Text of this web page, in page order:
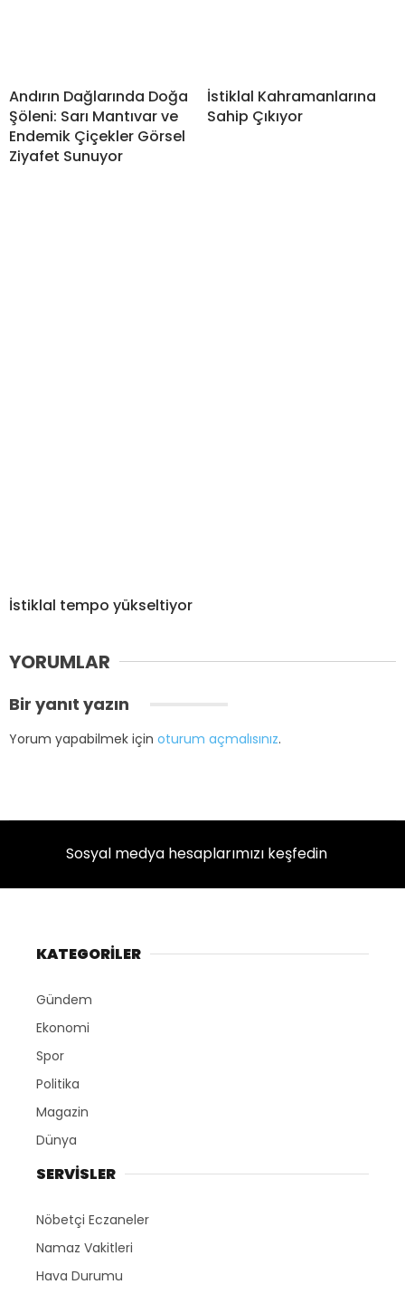
Andırın Dağlarında Doğa
Şöleni: Sarı Mantıvar ve
Endemik Çiçekler Görsel
Ziyafet Sunuyor
İstiklal Kahramanlarına
Sahip Çıkıyor
İstiklal tempo yükseltiyor
YORUMLAR
Bir yanıt yazın
Yorum yapabilmek için oturum açmalısınız.
Sosyal medya hesaplarımızı keşfedin
KATEGORİLER
Gündem
Ekonomi
Spor
Politika
Magazin
Dünya
SERVİSLER
Nöbetçi Eczaneler
Namaz Vakitleri
Hava Durumu